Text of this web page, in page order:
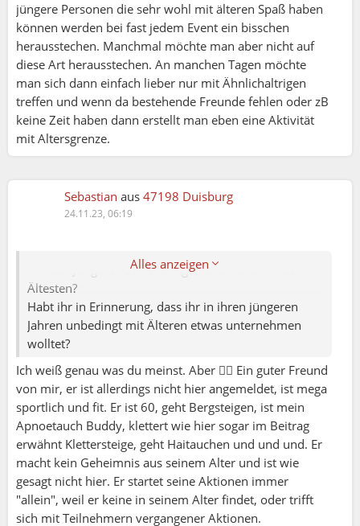
jüngere Personen die sehr wohl mit älteren Spaß haben
können werden bei fast jedem Event ein bisschen
herausstechen. Manchmal möchte man aber nicht auf
diese Art herausstechen. An manchen Tagen möchte
man sich dann einfach lieber nur mit Ähnlichaltrigen
treffen und wenn da bestehende Freunde fehlen oder zB
keine Zeit haben dann erstellt man eben eine Aktivität
mit Altersgrenze.
Sebastian aus 47198 Duisburg
24.11.23, 06:19
Alles anzeigen
mit den Jüngeren zu verbringen und nicht mit den
Ältesten?
Habt ihr in Erinnerung, dass ihr in ihren jüngeren
Jahren unbedingt mit Älteren etwas unternehmen
wolltet?
Ich weiß genau was du meinst. Aber ☝🏻 Ein guter Freund
von mir, er ist allerdings nicht hier angemeldet, ist mega
sportlich und fit. Er ist 60, geht Bergsteigen, ist mein
Apnoetauch Buddy, klettert wie hier sogar im Beitrag
erwähnt Klettersteige, geht Haitauchen und und und. Er
macht kein Geheimnis aus seinem Alter und ist wie
gesagt nicht hier. Er startet seine Aktionen immer
"allein", weil er keine in seinem Alter findet, oder trifft
sich mit Teilnehmern vergangener Aktionen.